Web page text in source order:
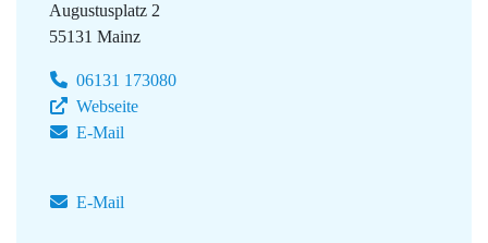
Augustusplatz 2
55131 Mainz
06131 173080
Webseite
E-Mail
E-Mail